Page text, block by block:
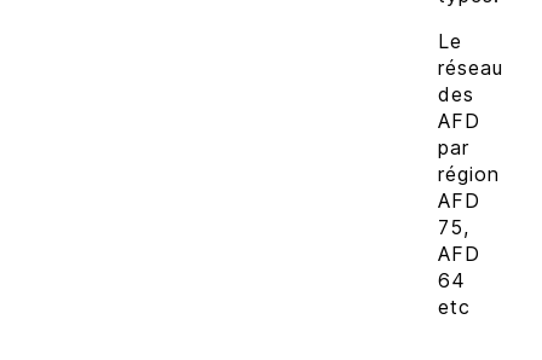
Le
réseau
des
AFD
par
région
AFD
75,
AFD
64
etc